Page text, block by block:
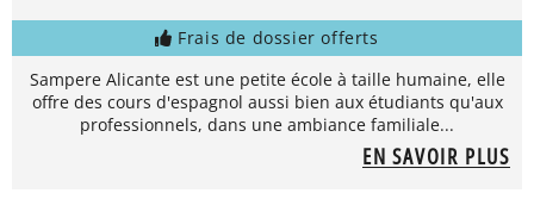
Frais de dossier offerts
Sampere Alicante est une petite école à taille humaine, elle
offre des cours d'espagnol aussi bien aux étudiants qu'aux
professionnels, dans une ambiance familiale...
EN SAVOIR PLUS